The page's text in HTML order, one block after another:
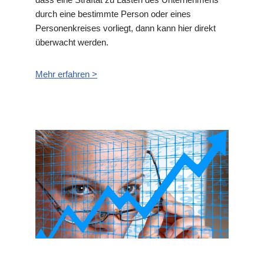
durch eine bestimmte Person oder eines
Personenkreises vorliegt, dann kann hier direkt
überwacht werden.
Mehr erfahren >